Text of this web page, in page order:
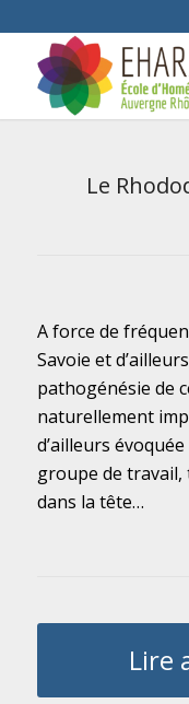
Le
A force de
Savoie et
pathogénésie de
naturellement
d’ailleurs
groupe de travail,
dans la tête…
Lire